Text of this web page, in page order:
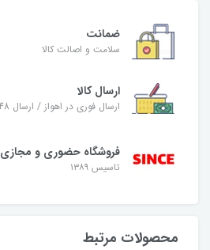
ضمانت
سلامت و اصالت کالا
ارسال کالا
ارسال فوری در اهواز / ارسال 48ساعته به سراسر ایران
فروشگاه حضوری و مجازی
تاسیس ۱۳۸۹
محصولات مرتبط